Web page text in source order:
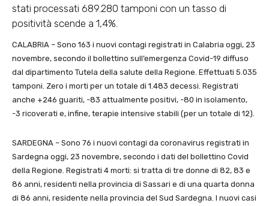
stati processati 689.280 tamponi con un tasso di
positività scende a 1,4%.
CALABRIA – Sono 163 i nuovi contagi registrati in Calabria oggi, 23
novembre, secondo il bollettino sull’emergenza Covid-19 diffuso
dal dipartimento Tutela della salute della Regione. Effettuati 5.035
tamponi. Zero i morti per un totale di 1.483 decessi. Registrati
anche +246 guariti, -83 attualmente positivi, -80 in isolamento,
-3 ricoverati e, infine, terapie intensive stabili (per un totale di 12).
SARDEGNA – Sono 76 i nuovi contagi da coronavirus registrati in
Sardegna oggi, 23 novembre, secondo i dati del bollettino Covid
della Regione. Registrati 4 morti: si tratta di tre donne di 82, 83 e
86 anni, residenti nella provincia di Sassari e di una quarta donna
di 86 anni, residente nella provincia del Sud Sardegna. I nuovi casi